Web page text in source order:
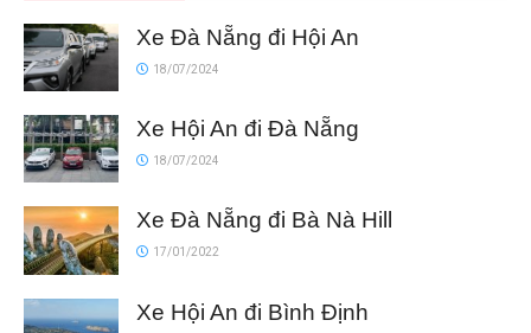
Xe Đà Nẵng đi Hội An
18/07/2024
Xe Hội An đi Đà Nẵng
18/07/2024
Xe Đà Nẵng đi Bà Nà Hill
17/01/2022
Xe Hội An đi Bình Định